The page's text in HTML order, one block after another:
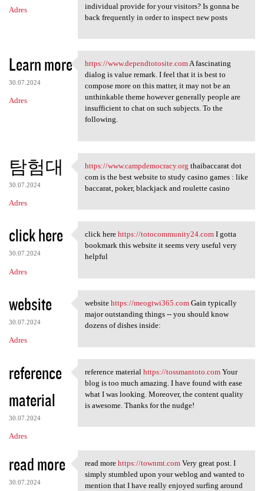
Adres
individual provide for your visitors? Is gonna be
back frequently in order to inspect new posts
Learn more
30.07.2024
Adres
https://www.dependtotosite
https://www.dependtotosite.comA fascinating
dialog is value remark. I feel that it is best to
compose more on this matter, it may not be an
unthinkable theme however generally people are
insufficient to chat on such subjects. To the
following.
탐험대
30.07.2024
Adres
https://www.campdemocracy.org
https://www.campdemocracy.org thaibaccarat dot
com is the best website to study casino games : like
baccarat, poker, blackjack and roulette casino
click here
30.07.2024
Adres
click here https:/
click here https://totocommunity24.comI gotta
bookmark this website it seems very useful very
helpful
website
30.07.2024
Adres
website https://meogtwi365
website https://meogtwi365.comGain typically
major outstanding things -- you should know
dozens of dishes inside:
reference
material
30.07.2024
Adres
reference material https:/
reference material https://tossmantoto.comYour
blog is too much amazing. I have found with ease
what I was looking. Moreover, the content quality
is awesome. Thanks for the nudge!
read more
30.07.2024
read more https://townmt.com
read more https://townmt.comVery great post. I
simply stumbled upon your weblog and wanted to
mention that I have really enjoyed surfing around